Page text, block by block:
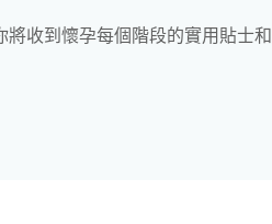
收到懷孕每個階段的實用貼士